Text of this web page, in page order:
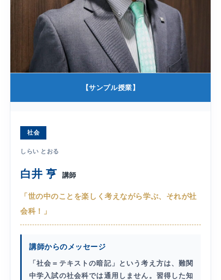
【サンプル授業】
社会
しらい とおる
白井 亨 講師
「世の中のことを楽しく考えながら学ぶ、それが社
会科！」
講師からのメッセージ
「社会＝テキストの暗記」という考え方は、難関
中学入試の社会科では通用しません。習得した知